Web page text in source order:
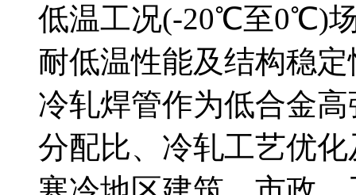
低温工况(-20℃至0℃)
耐低温性能及结构稳
冷轧焊管作为低合金
分配比、冷轧工艺优